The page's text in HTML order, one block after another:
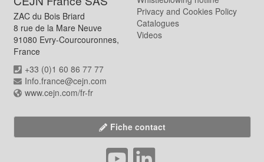
ZAC du Bois Briard
8 rue de la Mare Neuve
91080 Evry-Courcouronnes,
France
+33 (0)1 60 86 77 77
Info.france@cejn.com
www.cejn.com/fr-fr
Privacy and Cookies Policy
Catalogues
Videos
Fiche contact